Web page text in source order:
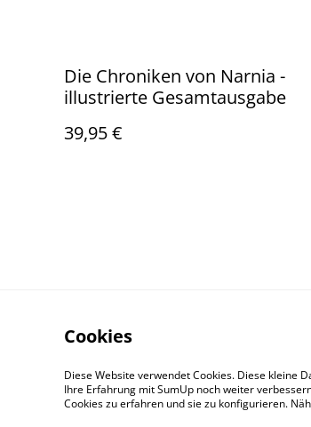
Die Chroniken von Narnia -
illustrierte Gesamtausgabe
39,95 €
Cookies
Diese Website verwendet Cookies. Diese kleine
Ihre Erfahrung mit SumUp noch weiter
Cookies zu erfahren und sie zu konfigurieren.